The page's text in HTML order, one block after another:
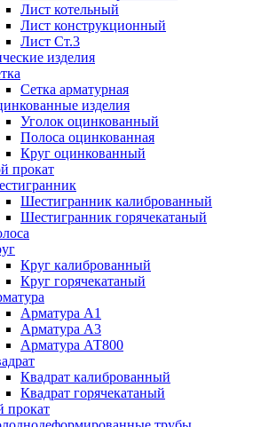
Лист котельный
Лист конструкционный
Лист Ст.3
изделия
Сетка арматурная
изделия
Уголок оцинкованный
Полоса оцинкованная
Круг оцинкованный
прокат
Шестигранник калиброванный
Шестигранник горячекатаный
Круг калиброванный
Круг горячекатаный
Арматура А1
Арматура А3
Арматура АТ800
Квадрат калиброванный
Квадрат горячекатаный
прокат